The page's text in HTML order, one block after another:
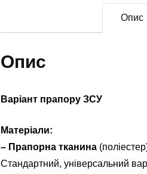
Опис
Опис
Варіант прапору ЗСУ
Матеріали:
– Прапорна тканина
Стандартний, універсальний